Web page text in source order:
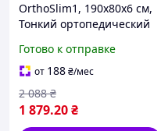
OrthoSlim1, 190х80х6 см,
Тонкий ортопедический
футон, топер)
Готово к отправке
от 188₴/мес
1 879.20₴
2 088 ₴